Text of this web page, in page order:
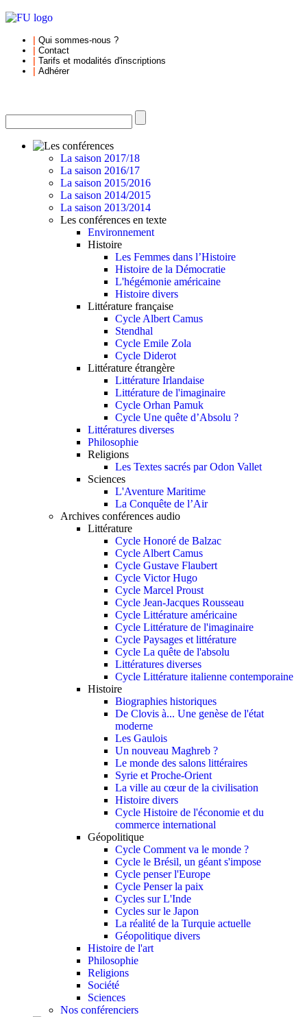
Qui sommes-nous ?
Contact
Tarifs et modalités d'inscriptions
Adhérer
La saison 2017/18
La saison 2016/17
La saison 2015/2016
La saison 2014/2015
La saison 2013/2014
Les conférences en texte
Environnement
Histoire
Les Femmes dans l’Histoire
Histoire de la Démocratie
L'hégémonie américaine
Histoire divers
Littérature française
Cycle Albert Camus
Stendhal
Cycle Emile Zola
Cycle Diderot
Littérature étrangère
Littérature Irlandaise
Littérature de l'imaginaire
Cycle Orhan Pamuk
Cycle Une quête d’Absolu ?
Littératures diverses
Philosophie
Religions
Les Textes sacrés par Odon Vallet
Sciences
L'Aventure Maritime
La Conquête de l’Air
Archives conférences audio
Littérature
Cycle Honoré de Balzac
Cycle Albert Camus
Cycle Gustave Flaubert
Cycle Victor Hugo
Cycle Marcel Proust
Cycle Jean-Jacques Rousseau
Cycle Littérature américaine
Cycle Littérature de l'imaginaire
Cycle Paysages et littérature
Cycle La quête de l'absolu
Littératures diverses
Cycle Littérature italienne contemporaine
Histoire
Biographies historiques
De Clovis à... Une genèse de l'état
moderne
Les Gaulois
Un nouveau Maghreb ?
Le monde des salons littéraires
Syrie et Proche-Orient
La ville au cœur de la civilisation
Histoire divers
Cycle Histoire de l'économie et du
commerce international
Géopolitique
Cycle Comment va le monde ?
Cycle le Brésil, un géant s'impose
Cycle penser l'Europe
Cycle Penser la paix
Cycles sur L'Inde
Cycles sur le Japon
La réalité de la Turquie actuelle
Géopolitique divers
Histoire de l'art
Philosophie
Religions
Société
Sciences
Nos conférenciers